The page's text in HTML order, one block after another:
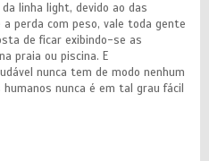
linha light, devido ao das
perda com peso, vale toda gente
de ficar exibindo-se as
praia ou piscina. E
nunca tem de modo nenhum
nunca é em tal grau fácil